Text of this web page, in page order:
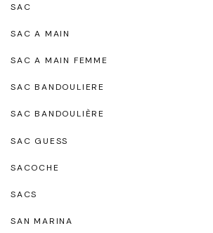
SAC
SAC A MAIN
SAC A MAIN FEMME
SAC BANDOULIERE
SAC BANDOULIÈRE
SAC GUESS
SACOCHE
SACS
SAN MARINA